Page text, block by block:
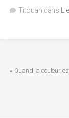
Titouan dans
« Quand la couleur